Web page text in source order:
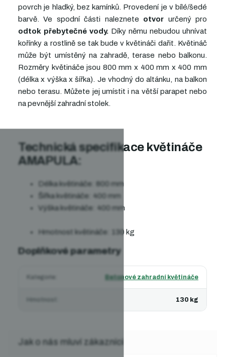
povrch je hladký, bez kamínků. Provedení je v bílé/šedé
barvě. Ve spodní části naleznete otvor určený pro
odtok přebytečné vody. Díky němu nebudou uhnívat
kořínky a rostlině se tak bude v květináči dařit. Květináč
může být umístěný na zahradě, terase nebo balkonu.
Rozměry květináče jsou 800 mm x 400 mm x 400 mm
(délka x výška x šířka). Je vhodný do altánku, na balkon
nebo terasu. Můžete jej umístit i na větší parapet nebo
na pevnější zahradní stolek.
Technická specifikace květináče
AMAPULA:
Délka květináče: 800 mm
Šířka květináče: 400 mm
Výška květináče: 400 mm
Hmotnost květináče: 130 kg
Doplňkové parametry
Kategorie Betonové zahradní květináče
130 kg